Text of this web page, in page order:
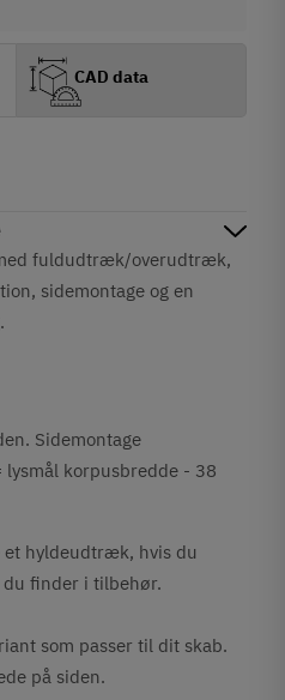
fuldudtræk/overudtræk,
sidemontage og en
Sidemontage
lysmål korpusbredde - 38
et hyldeudtræk, hvis du
du finder i tilbehør.
som passer til dit skab.
på siden.
CAD data